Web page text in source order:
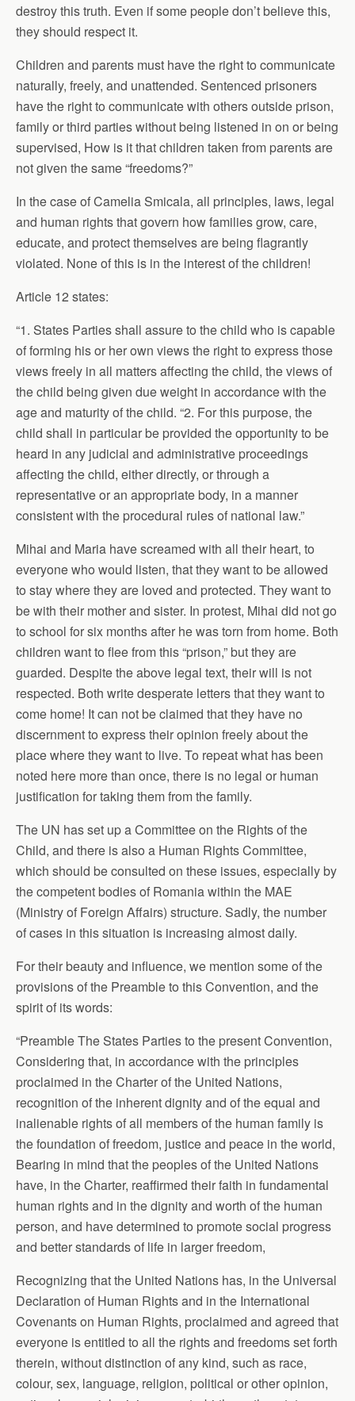
destroy this truth. Even if some people don’t believe this,
they should respect it.
Children and parents must have the right to communicate
naturally, freely, and unattended. Sentenced prisoners
have the right to communicate with others outside prison,
family or third parties without being listened in on or being
supervised, How is it that children taken from parents are
not given the same “freedoms?”
In the case of Camelia Smicala, all principles, laws, legal
and human rights that govern how families grow, care,
educate, and protect themselves are being flagrantly
violated. None of this is in the interest of the children!
Article 12 states:
“1. States Parties shall assure to the child who is capable
of forming his or her own views the right to express those
views freely in all matters affecting the child, the views of
the child being given due weight in accordance with the
age and maturity of the child. “2. For this purpose, the
child shall in particular be provided the opportunity to be
heard in any judicial and administrative proceedings
affecting the child, either directly, or through a
representative or an appropriate body, in a manner
consistent with the procedural rules of national law.”
Mihai and Maria have screamed with all their heart, to
everyone who would listen, that they want to be allowed
to stay where they are loved and protected. They want to
be with their mother and sister. In protest, Mihai did not go
to school for six months after he was torn from home. Both
children want to flee from this “prison,” but they are
guarded. Despite the above legal text, their will is not
respected. Both write desperate letters that they want to
come home! It can not be claimed that they have no
discernment to express their opinion freely about the
place where they want to live. To repeat what has been
noted here more than once, there is no legal or human
justification for taking them from the family.
The UN has set up a Committee on the Rights of the
Child, and there is also a Human Rights Committee,
which should be consulted on these issues, especially by
the competent bodies of Romania within the MAE
(Ministry of Foreign Affairs) structure. Sadly, the number
of cases in this situation is increasing almost daily.
For their beauty and influence, we mention some of the
provisions of the Preamble to this Convention, and the
spirit of its words:
“Preamble The States Parties to the present Convention,
Considering that, in accordance with the principles
proclaimed in the Charter of the United Nations,
recognition of the inherent dignity and of the equal and
inalienable rights of all members of the human family is
the foundation of freedom, justice and peace in the world,
Bearing in mind that the peoples of the United Nations
have, in the Charter, reaffirmed their faith in fundamental
human rights and in the dignity and worth of the human
person, and have determined to promote social progress
and better standards of life in larger freedom,
Recognizing that the United Nations has, in the Universal
Declaration of Human Rights and in the International
Covenants on Human Rights, proclaimed and agreed that
everyone is entitled to all the rights and freedoms set forth
therein, without distinction of any kind, such as race,
colour, sex, language, religion, political or other opinion,